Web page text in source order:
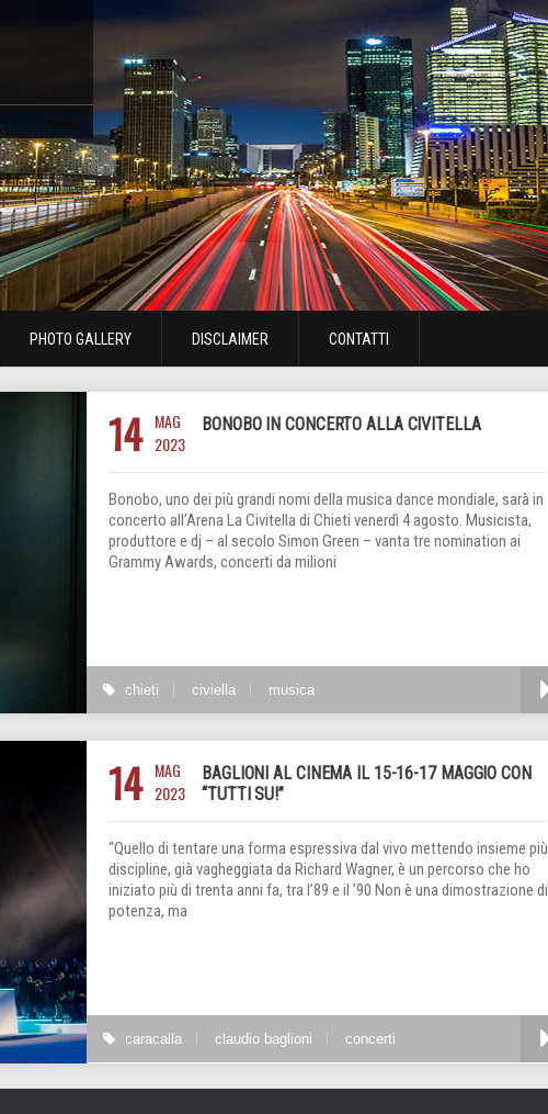
PHOTO GALLERY DISCLAIMER CONTATTI
14 MAG
2023
BONOBO IN CONCERTO ALLA CIVITELLA
Bonobo, uno dei più grandi nomi della musica dance mondiale, sarà in
concerto all’Arena La Civitella di Chieti venerdì 4 agosto. Musicista,
produttore e dj – al secolo Simon Green – vanta tre nomination ai
Grammy Awards, concerti da milioni
chieti civiella musica
14 MAG
2023
BAGLIONI AL CINEMA IL 15-16-17 MAGGIO CON
“TUTTI SU!”
“Quello di tentare una forma espressiva dal vivo mettendo insieme più
discipline, già vagheggiata da Richard Wagner, è un percorso che ho
iniziato più di trenta anni fa, tra l’89 e il ’90 Non è una dimostrazione di
potenza, ma
caracalla claudio baglioni concerti